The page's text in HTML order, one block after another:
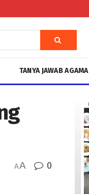
TANYA JAWAB AGAMA
AA 0